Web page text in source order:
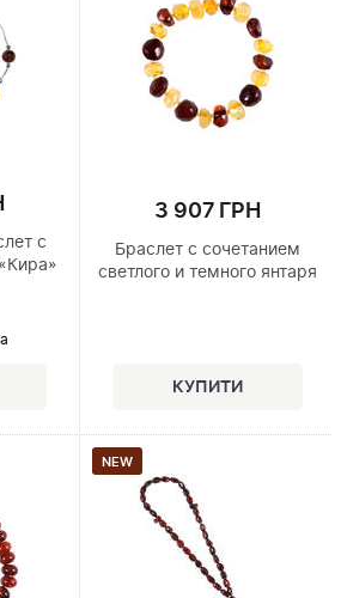
с
3 907 ГРН
Браслет с сочетанием
светлого и темного янтаря
NEW